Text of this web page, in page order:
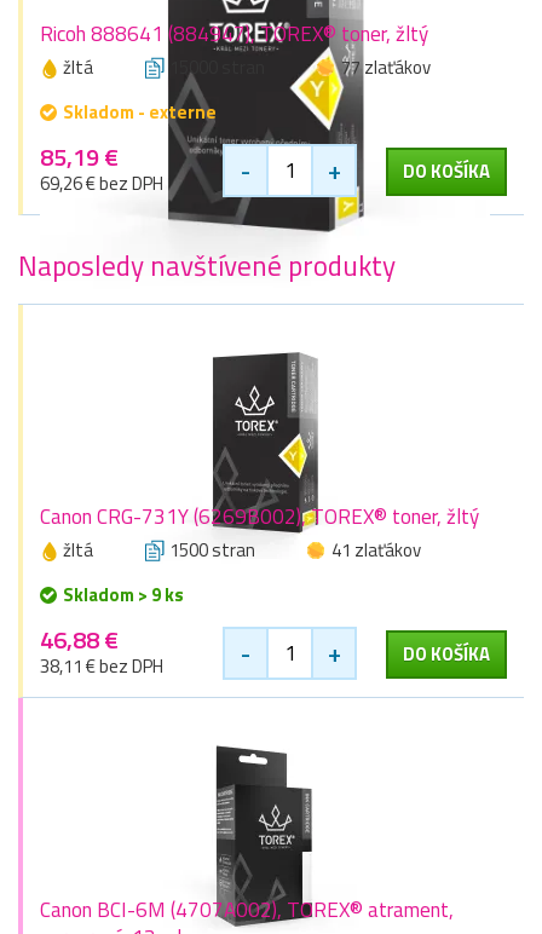
Ricoh 888641 (884947), TOREX® toner, žltý
žltá 15000 stran
77 zlaťákov
Skladom - externe
85,19 €
69,26 € bez DPH - + DO KOŠÍKA
Naposledy navštívené produkty
Canon CRG-731Y (6269B002), TOREX® toner, žltý
žltá 1500 stran
41 zlaťákov
Skladom > 9 ks
46,88 €
38,11 € bez DPH - + DO KOŠÍKA
Canon BCI-6M (4707A002), TOREX® atrament,